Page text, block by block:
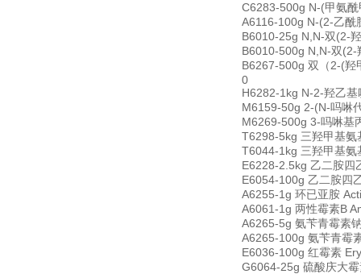
C6283-500g N-(甲氨
A6116-100g N-(2-乙酰
B6010-25g N,N-双(2-
B6010-500g N,N-双
B6267-500g 双（2-(
0
H6282-1kg N-2-羟乙
M6159-50g 2-(N-吗啉
M6269-500g 3-吗啉基
T6298-5kg 三羟甲基
T6044-1kg 三羟甲基氨
E6228-2.5kg 乙二胺四
E6054-100g 乙二胺四
A6255-1g 环已亚胺
A6061-1g 两性霉素B
A6265-5g 氨苄青霉素
A6265-100g 氨苄青霉
E6036-100g 红霉素
G6064-25g 硫酸庆大